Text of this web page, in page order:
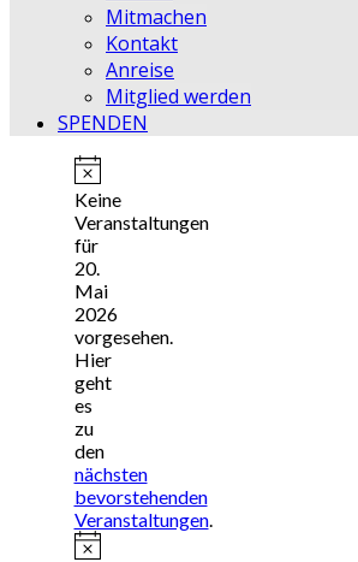
Mitmachen
Kontakt
Anreise
Mitglied werden
SPENDEN
Hinweis
Keine
Veranstaltungen
für
20.
Mai
2026
vorgesehen.
Hier
geht
es
zu
den
nächsten
bevorstehenden
Veranstaltungen.
Hinweis